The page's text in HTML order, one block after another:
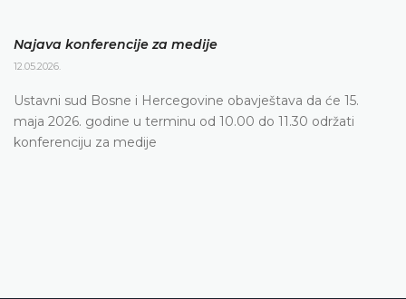
Najava konferencije za medije
12.05.2026.
Ustavni sud Bosne i Hercegovine obavještava da će 15.
maja 2026. godine u terminu od 10.00 do 11.30 održati
konferenciju za medije